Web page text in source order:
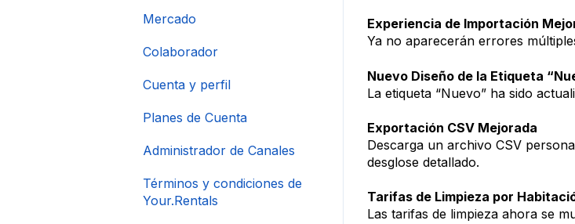
Experiencia de Importación
Ya no aparecerán errores
Nuevo Diseño de la Etiqueta
La etiqueta “Nuevo” ha sido
Exportación CSV Mejorada
Descarga un archivo CSV
desglose detallado.
Tarifas de Limpieza por
Las tarifas de limpieza ahora se
Mercado
Colaborador
Cuenta y perfil
Planes de Cuenta
Administrador de Canales
Términos y condiciones de
Your.Rentals